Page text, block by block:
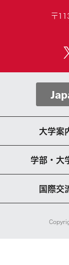
〒
大学案
学部・大
国際交